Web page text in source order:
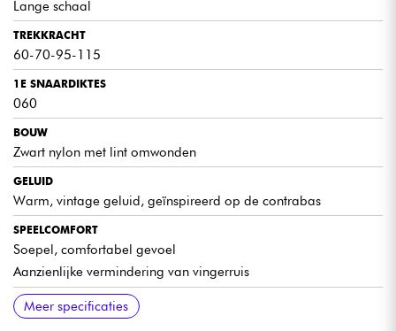
Lange schaal
TREKKRACHT
60-70-95-115
1E SNAARDIKTES
060
BOUW
Zwart nylon met lint omwonden
GELUID
Warm, vintage geluid, geïnspireerd op de contrabas
SPEELCOMFORT
Soepel, comfortabel gevoel
Aanzienlijke vermindering van vingerruis
AANBEVOLEN GEBRUIK
Ideaal voor vingerstijl spelen
DUURZAAMHEID
Hoge stabiliteit en duurzaamheid
Meer specificaties